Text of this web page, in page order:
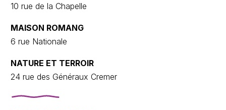
10 rue de la Chapelle
MAISON ROMANG
6 rue Nationale
NATURE ET TERROIR
24 rue des Généraux Cremer